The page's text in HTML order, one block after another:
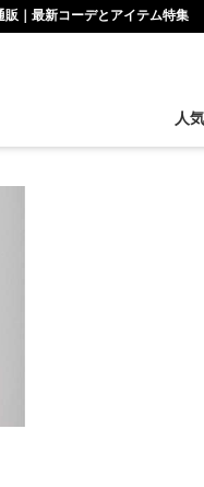
販｜最新コーデとアイテム特集
人